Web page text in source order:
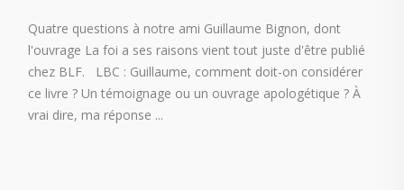
Quatre questions à notre ami Guillaume Bignon, dont
l'ouvrage La foi a ses raisons vient tout juste d'être publié
chez BLF. LBC : Guillaume, comment doit-on considérer
ce livre ? Un témoignage ou un ouvrage apologétique ? À
vrai dire, ma réponse